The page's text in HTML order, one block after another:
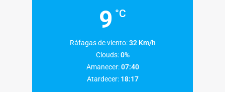
9 °C
Ráfagas de viento: 32 Km/h
Clouds: 0%
Amanecer: 07:40
Atardecer: 18:17